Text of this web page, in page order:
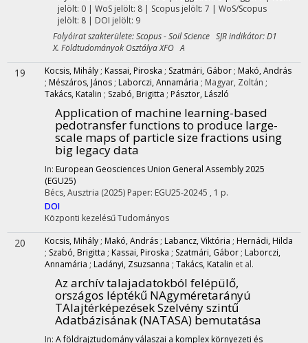
jelölt: 0 | WoS jelölt: 8 | Scopus jelölt: 7 | WoS/Scopus
jelölt: 8 | DOI jelölt: 9
Folyóirat szakterülete: Scopus - Soil Science SJR indikátor: D1
X. Földtudományok Osztálya XFO A
19 Kocsis, Mihály ; Kassai, Piroska ; Szatmári, Gábor ; Makó, András
; Mészáros, János ; Laborczi, Annamária ; Magyar, Zoltán ;
Takács, Katalin ; Szabó, Brigitta ; Pásztor, László
Application of machine learning-based
pedotransfer functions to produce large-
scale maps of particle size fractions using
big legacy data
In: European Geosciences Union General Assembly 2025
(EGU25)
Bécs, Ausztria (2025) Paper: EGU25-20245 , 1 p.
DOI
Központi kezelésűTudományos
20 Kocsis, Mihály ; Makó, András ; Labancz, Viktória ; Hernádi, Hilda
; Szabó, Brigitta ; Kassai, Piroska ; Szatmári, Gábor ; Laborczi,
Annamária ; Ladányi, Zsuzsanna ; Takács, Katalin et al.
Az archív talajadatokból felépülő,
országos léptékű NAgyméretarányú
TAlajtérképezések Szelvény szintű
Adatbázisának (NATASA) bemutatása
In: A földrajztudomány válaszai a komplex környezeti és